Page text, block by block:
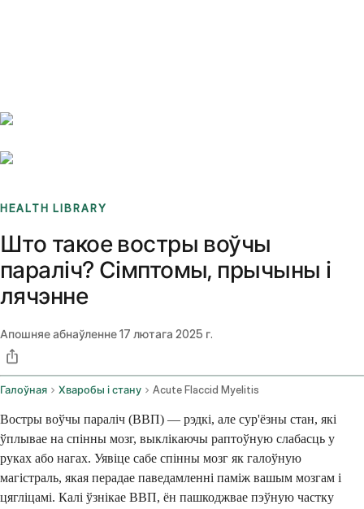
HEALTH LIBRARY
Што такое востры воўчы
параліч? Сімптомы, прычыны і
лячэнне
Апошняе абнаўленне17 лютага 2025 г.
Галоўная Хваробы і стану Acute Flaccid Myelitis
Востры воўчы параліч (ВВП) — рэдкі, але сур'ёзны стан, які
ўплывае на спінны мозг, выклікаючы раптоўную слабасць у
руках або нагах. Уявіце сабе спінны мозг як галоўную
магістраль, якая перадае паведамленні паміж вашым мозгам і
цягліцамі. Калі ўзнікае ВВП, ён пашкоджвае пэўную частку